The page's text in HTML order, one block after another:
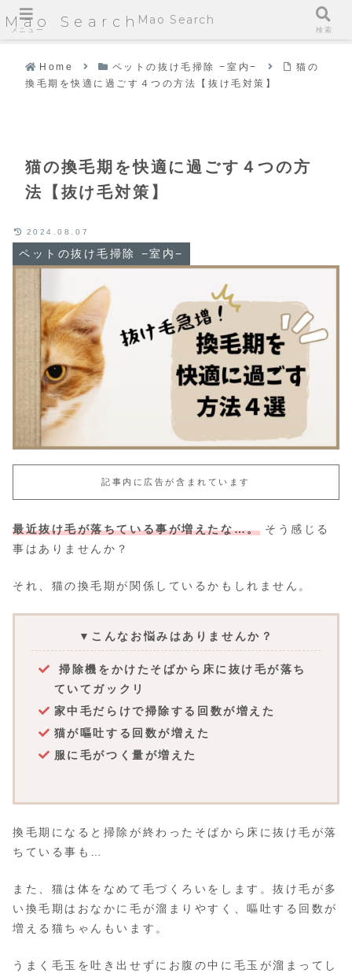
Mao Search
Home ペットの抜け毛掃除 −室内−
猫の
換毛期を快適に過ごす４つの方法【抜け毛対策】
猫の換毛期を快適に過ごす４つの方
法【抜け毛対策】
ペットの抜け毛掃除 −室内−
2024.08.07
記事内に広告が含まれています
最近抜け毛が落ちている事が増えたな…。そう感じる
事はありませんか？
それ、猫の換毛期が関係しているかもしれません。
▼こんなお悩みはありませんか？
掃除機をかけたそばから床に抜け毛が落ち
ていてガックリ
家中毛だらけで掃除する回数が増えた
猫が嘔吐する回数が増えた
服に毛がつく量が増えた
換毛期になると掃除が終わったそばから床に抜け毛が落
ちている事も…
また、猫は体をなめて毛づくろいをします。抜け毛が多
い換毛期はおなかに毛が溜まりやすく、嘔吐する回数が
増える猫ちゃんもいます。
うまく毛玉を吐き出せずにお腹の中に毛玉が溜まってし
メニュー
Mao Search
検索